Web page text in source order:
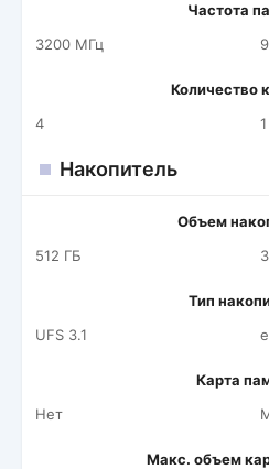
Частота
3200 МГц
Количество
4
1
Накопитель
Объем
512 ГБ
Тип
UFS 3.1
Карта
Нет
Макс. объем